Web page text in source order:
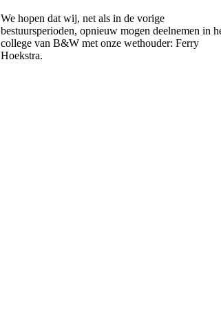
We hopen dat wij, net als in de vorige
bestuursperioden, opnieuw mogen deelnemen in
college van B&W met onze wethouder: Ferry
Hoekstra.